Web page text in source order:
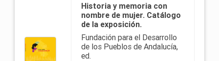
Historia y memoria con
nombre de mujer. Catálogo
de la exposición.
Fundación para el Desarrollo
de los Pueblos de Andalucía,
ed.